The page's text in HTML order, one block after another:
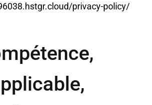
privacy-policy/